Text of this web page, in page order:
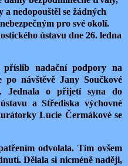
nedopouštěl se žádných
pro své okolí.
ústavu dne 26. ledna
příslib nadační podpory na
návštěvě Jany Součkové
o přijetí syna do
a Střediska výchovné
Lucie Čermákové se
odvolala. Tím ovšem
Dělala si nicméně naději,